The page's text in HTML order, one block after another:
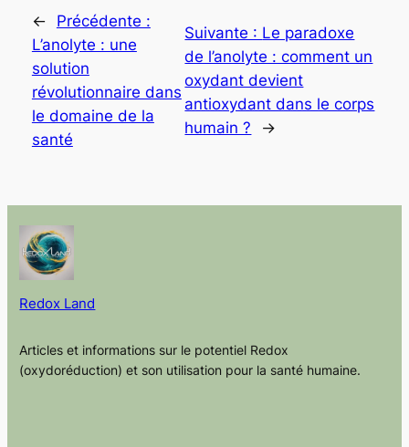
←
Précédente :
L’anolyte : une
solution
révolutionnaire dans
le domaine de la
santé
Suivante : Le paradoxe
de l’anolyte : comment un
oxydant devient
antioxydant dans le corps
humain ?
→
Redox Land
Articles et informations sur le potentiel Redox
(oxydoréduction) et son utilisation pour la santé humaine.